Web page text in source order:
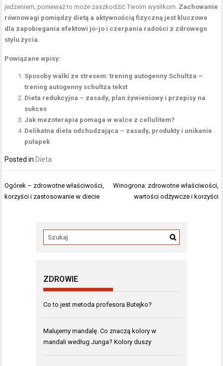
jedzeniem, ponieważ to może zaszkodzić Twoim wysiłkom. Zachowanie
równowagi pomiędzy dietą a aktywnością fizyczną jest kluczowe
dla zapobiegania efektowi jo-jo i czerpania radości z zdrowego
stylu życia.
Powiązane wpisy:
Sposoby walki ze stresem: trening autogenny Schultza –
trening autogenny schultza tekst
Dieta redukcyjna – zasady, plan żywieniowy i przepisy na
sukces
Jak mezoterapia pomaga w walce z cellulitem?
Delikatna dieta odchudzająca – zasady, produkty i unikanie
pułapek
Posted in Dieta
Nawigacja
wpisu
Ogórek – zdrowotne właściwości,
korzyści i zastosowanie w diecie
Winogrona: zdrowotne właściwości,
wartości odżywcze i korzyści
ZDROWIE
Co to jest metoda profesora Butejko?
Malujemy mandalę. Co znaczą kolory w
mandali według Junga? Kolory duszy